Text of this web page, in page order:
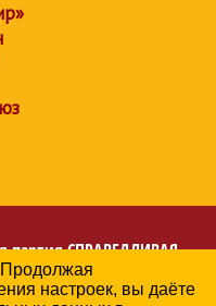
партияСПРАВЕДЛИВАЯ
Чувашской Республике
настроек, вы даёте